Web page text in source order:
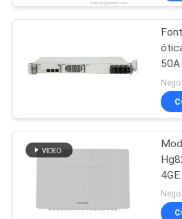
DA
PEÇA
CITAÇÕES
WiFi GPON
50A